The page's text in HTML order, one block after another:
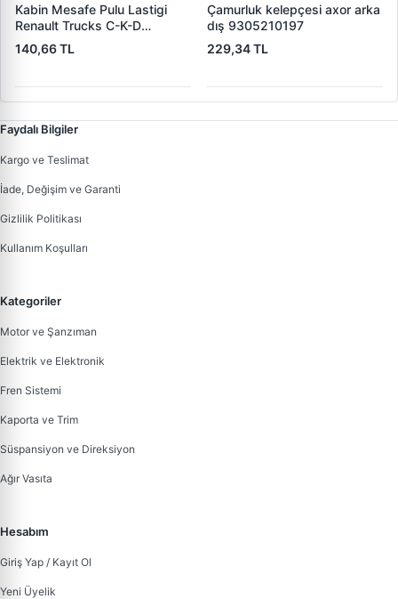
Kabin Mesafe Pulu Lastigi
Renault Trucks C-K-D
Premium 2 | HD 19178 | OEM
5010316016 / 20721815
140,66 TL
Çamurluk kelepçesi axor arka
dış 9305210197
229,34 TL
Faydalı Bilgiler
Kargo ve Teslimat
İade, Değişim ve Garanti
Gizlilik Politikası
Kullanım Koşulları
Kategoriler
Motor ve Şanzıman
Elektrik ve Elektronik
Fren Sistemi
Kaporta ve Trim
Süspansiyon ve Direksiyon
Ağır Vasıta
Hesabım
Giriş Yap / Kayıt Ol
Yeni Üyelik